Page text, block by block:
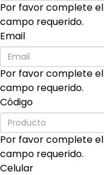
Por favor complete el
campo requerido.
Email
Por favor complete el
campo requerido.
Código
Por favor complete el
campo requerido.
Celular